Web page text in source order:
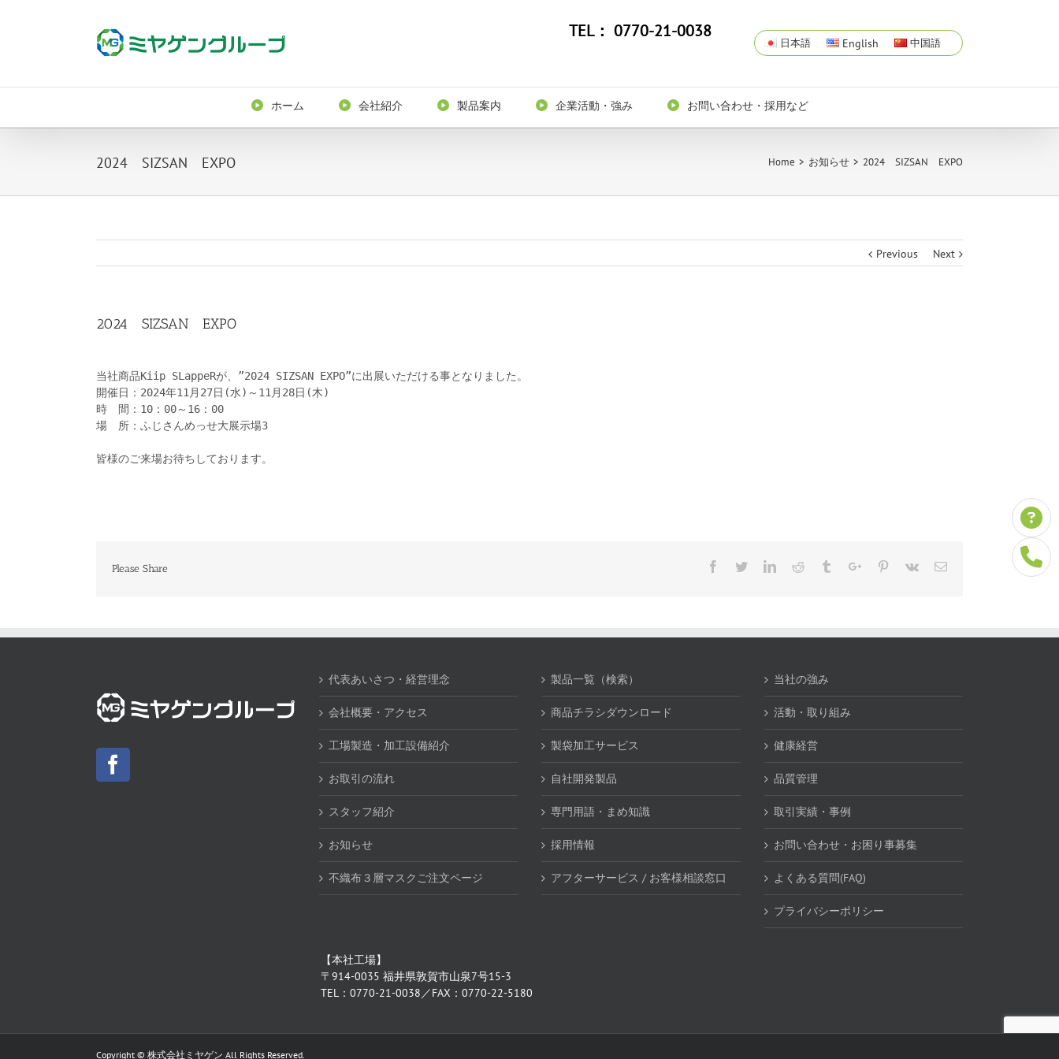
TEL： 0770-21-0038
日本語 English 中国語
ホーム 会社紹介 製品案内 企業活動・強み お問い合わせ・採用など
2024 SIZSAN EXPO Home > お知らせ > 2024 SIZSAN EXPO
Previous Next
2024 SIZSAN EXPO
当社商品Kiip SLappeRが、”2024 SIZSAN EXPO”に出展いただける事となりました。
開催日：2024年11月27日(水)～11月28日(木)
時　間：10：00～16：00
場　所：ふじさんめっせ大展示場3
皆様のご来場お待ちしております。
Please Share Facebook
TwitterLinkedinReddit TumblrGoogle+Pinterest
Vk Email
代表あいさつ・経営理念
会社概要・アクセス
工場製造・加工設備紹介
お取引の流れ
スタッフ紹介
お知らせ
不織布３層マスクご注文ページ
製品一覧（検索）
商品チラシダウンロード
製袋加工サービス
自社開発製品
専門用語・まめ知識
採用情報
アフターサービス / お客様相談窓口
当社の強み
活動・取り組み
健康経営
品質管理
取引実績・事例
お問い合わせ・お困り事募集
よくある質問(FAQ)
プライバシーポリシー
【本社工場】
〒914-0035 福井県敦賀市山泉7号15-3
TEL：0770-21-0038／FAX：0770-22-5180
Copyright © 株式会社ミヤゲン All Rights Reserved.